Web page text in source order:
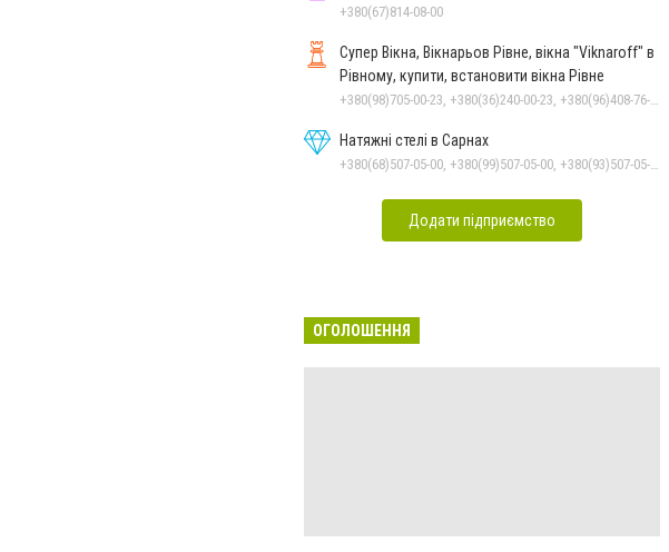
+380(67)814-08-00
Супер Вікна, Вікнарьов Рівне, вікна "Viknaroff" в
Рівному, купити, встановити вікна Рівне
+380(98)705-00-23, +380(36)240-00-23, +380(96)408-76-50, +380(50)642-24-00
Натяжні стелі в Сарнах
+380(68)507-05-00, +380(99)507-05-00, +380(93)507-05-00
Додати підприємство
ОГОЛОШЕННЯ